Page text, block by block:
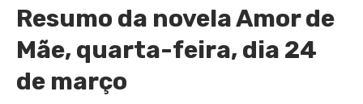
Resumo da novela Amor de
Mãe, quarta-feira, dia 24
de março